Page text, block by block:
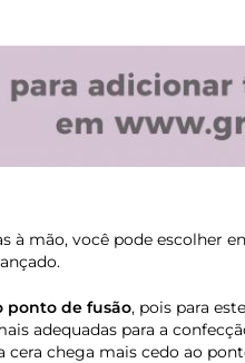
à mão, você pode escolher
ponto de fusão, pois para
adequadas para a
chega mais cedo ao